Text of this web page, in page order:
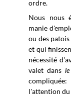
ordre.
Nous nous
manie
ou des
et qui
nécessité
valet dans
l'attention du